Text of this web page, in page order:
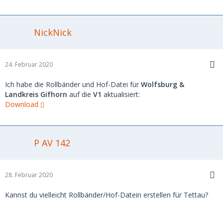
NickNick
24. Februar 2020
Ich habe die Rollbänder und Hof-Datei für Wolfsburg &
Landkreis Gifhorn auf die V1 aktualisiert:
Download
P AV 142
28. Februar 2020
Kannst du vielleicht Rollbänder/Hof-Datein erstellen für Tettau?